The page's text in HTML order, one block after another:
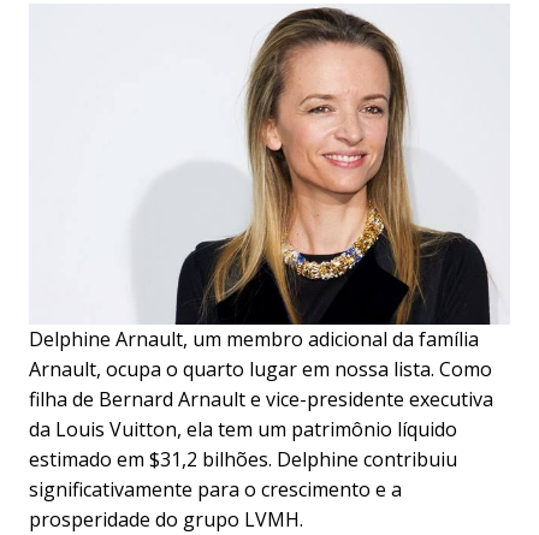
Delphine Arnault, um membro adicional da família
Arnault, ocupa o quarto lugar em nossa lista. Como
filha de Bernard Arnault e vice-presidente executiva
da Louis Vuitton, ela tem um patrimônio líquido
estimado em $31,2 bilhões. Delphine contribuiu
significativamente para o crescimento e a
prosperidade do grupo LVMH.